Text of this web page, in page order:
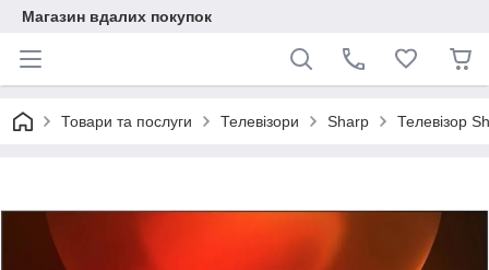
Магазин вдалих покупок
Товари та послуги Телевізори Sharp Телевізор